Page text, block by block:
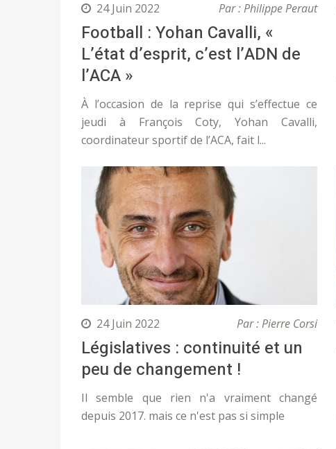
24 Juin 2022 Par : Philippe Peraut
Football : Yohan Cavalli, «
L’état d’esprit, c’est l’ADN de
l’ACA »
À l’occasion de la reprise qui s’effectue ce
jeudi à François Coty, Yohan Cavalli,
coordinateur sportif de l’ACA, fait l...
24 Juin 2022 Par : Pierre Corsi
Législatives : continuité et un
peu de changement !
Il semble que rien n'a vraiment changé
depuis 2017. mais ce n'est pas si simple